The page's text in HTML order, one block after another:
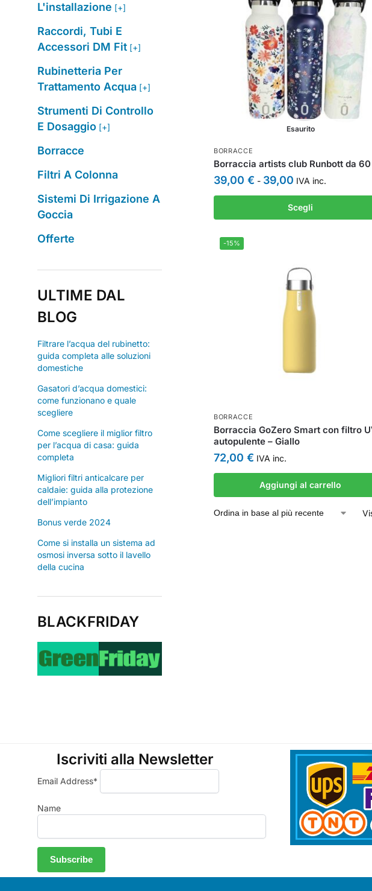
Esaurito
BORRACCE
Borraccia artists club Runbott da
39,00 € - 39,00 IVA inc.
Scegli
-15%
BORRACCE
Borraccia GoZero Smart con filtro
autopulente – Giallo
72,00 € IVA inc.
Aggiungi al carrello
L'installazione [+]
Raccordi, Tubi E
Accessori DM Fit [+]
Rubinetteria Per
Trattamento Acqua [+]
Strumenti Di Controllo
E Dosaggio [+]
Borracce
Filtri A Colonna
Sistemi Di Irrigazione A
Goccia
Offerte
ULTIME DAL
BLOG
Filtrare l’acqua del rubinetto:
guida completa alle soluzioni
domestiche
Gasatori d’acqua domestici:
come funzionano e quale
scegliere
Come scegliere il miglior filtro
per l’acqua di casa: guida
completa
Migliori filtri anticalcare per
caldaie: guida alla protezione
dell’impianto
Bonus verde 2024
Come si installa un sistema ad
osmosi inversa sotto il lavello
della cucina
BLACKFRIDAY
Iscriviti alla Newsletter
Email Address*
Name